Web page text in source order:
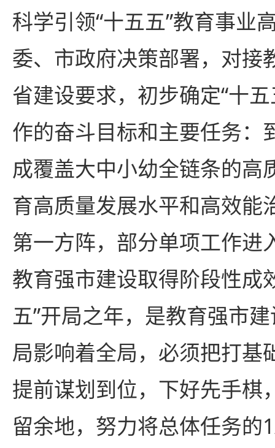
科学引领“十五五”教育事业
委、市政府决策部署，对接
省建设要求，初步确定“十
作的奋斗目标和主要任务：
成覆盖大中小幼全链条的高
育高质量发展水平和高效能
第一方阵，部分单项工作进
教育强市建设取得阶段性成
五”开局之年，是教育强市
局影响着全局，必须把打基
提前谋划到位，下好先手棋
留余地，努力将总体任务的